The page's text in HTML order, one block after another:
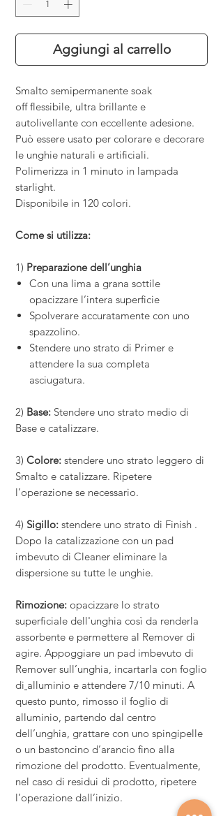
Aggiungi al carrello
Smalto semipermanente soak
off flessibile, ultra brillante e
autolivellante con eccellente adesione.
Può essere usato per colorare e decorare
le unghie naturali e artificiali.
Polimerizza in 1 minuto in lampada
starlight.
Disponibile in 120 colori.
Come si utilizza:
1) Preparazione dell’unghia
Con una lima a grana sottile
opacizzare l’intera superficie
Spolverare accuratamente con uno
spazzolino.
Stendere uno strato di Primer e
attendere la sua completa
asciugatura.
2) Base: Stendere uno strato medio di
Base e catalizzare.
3) Colore: stendere uno strato leggero di
Smalto e catalizzare. Ripetere
l’operazione se necessario.
4) Sigillo: stendere uno strato di Finish .
Dopo la catalizzazione con un pad
imbevuto di Cleaner eliminare la
dispersione su tutte le unghie.
Rimozione: opacizzare lo strato
superficiale dell'unghia così da renderla
assorbente e permettere al Remover di
agire. Appoggiare un pad imbevuto di
Remover sull’unghia, incartarla con foglio
di alluminio e attendere 7/10 minuti. A
questo punto, rimosso il foglio di
alluminio, partendo dal centro
dell’unghia, grattare con uno spingipelle
o un bastoncino d’arancio fino alla
rimozione del prodotto. Eventualmente,
nel caso di residui di prodotto, ripetere
l’operazione dall’inizio.